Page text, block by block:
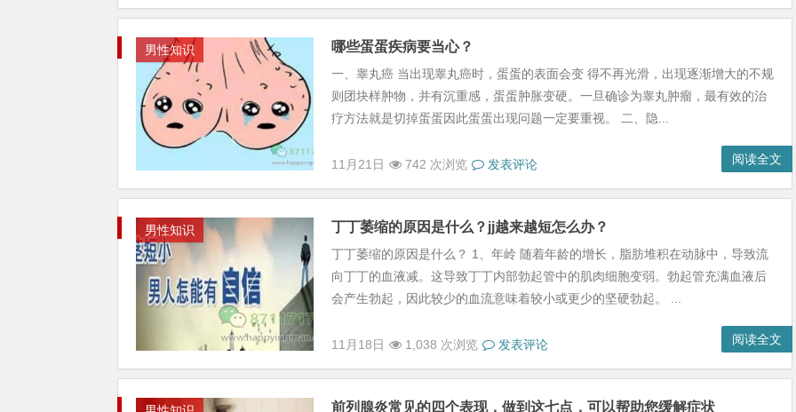
男性知识 哪些蛋蛋疾病要当心？
一、睾丸癌 当出现睾丸癌时，蛋蛋的表面会变 得不再光滑，出现逐渐增大的不规
则团块样肿物，并有沉重感，蛋蛋肿胀变硬。一旦确诊为睾丸肿瘤，最有效的治
疗方法就是切掉蛋蛋因此蛋蛋出现问题一定要重视。 二、隐...
11月21日 742 次浏览 发表评论 阅读全文
男性知识 丁丁萎缩的原因是什么？jj越来越短怎么办？
丁丁萎缩的原因是什么？ 1、年岭 随着年龄的增长，脂肪堆积在动脉中，导致流
向丁丁的血液减。这导致丁丁内部勃起管中的肌肉细胞变弱。勃起管充满血液后
会产生勃起，因此较少的血流意味着较小或更少的坚硬勃起。 ...
11月18日 1,038 次浏览 发表评论 阅读全文
前列腺炎常见的四个表现，做到这七点，可以帮助您缓解症状